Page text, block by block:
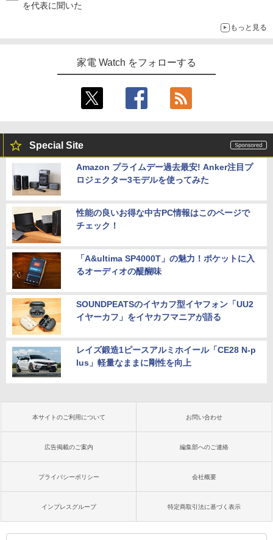
を代表に聞いた
もっと見る
家電 Watch をフォローする
Special Site
Amazon プライムデー過去最安! Anker注目プ
ロジェクター3モデルを使ってみた
性能の良いお得な中古PC情報はこのページで
チェック！
「A&ultima SP4000T」の魅力！ポケットに入
るオーディオの醍醐味
SOUNDPEATSのイヤカフ型イヤフォン「UU2
イヤーカフ」をイヤカフマニアが語る
レイズ鍛造1ピースアルミホイール「CE28 N-p
lus」軽量なままに剛性を向上
本サイトのご利用について お問い合わせ
広告掲載のご案内 編集部へのご連絡
プライバシーポリシー 会社概要
インプレスグループ 特定商取引法に基づく表示